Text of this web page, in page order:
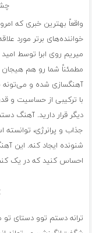
واقعاً بهترین خبری که
خواننده‌های برتر مورد
میریم روی ابرا توسط
مطمئناً شما رو هم هیجان
آهنگسازی شده و
با ترکیبی از حساسیت و
دیگر قرار دارید. آهنگ
جذاب و پرانرژی،
شنونده ایجاد کنه. این
احساس کنید که در یک
ترانه‌ دستم توو دستای